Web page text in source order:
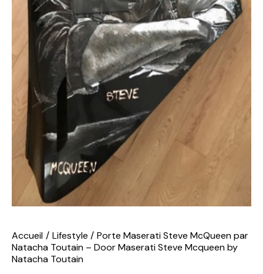
Accueil Lifestyle
Porte Maserati Steve McQueen par
Natacha Toutain – Door Maserati Steve Mcqueen by
Natacha Toutain